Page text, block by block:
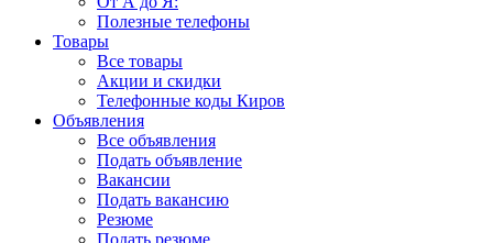
Полезные телефоны
Товары
Все товары
Акции и скидки
Телефонные коды Киров
Объявления
Все объявления
Подать объявление
Вакансии
Подать вакансию
Резюме
Подать резюме